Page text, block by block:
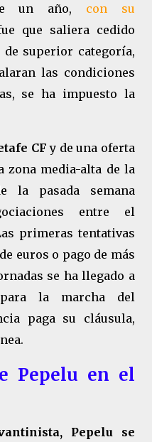
un año, con su
que saliera cedido
superior categoría,
las condiciones
se ha impuesto la
CFy de una oferta
zona media-alta de la
la pasada semana
entre el
primeras tentativas
euros o pago de más
se ha llegado a
la marcha del
paga su cláusula,
Pepelu en el
Pepelu se